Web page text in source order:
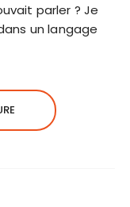
parler ? Je
un langage